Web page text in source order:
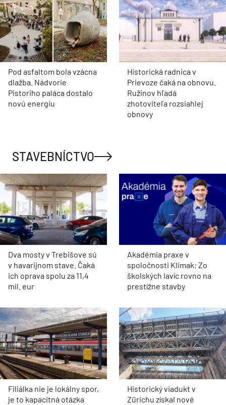
Pod asfaltom bola vzácna
dlažba. Nádvorie
Pistoriho paláca dostalo
novú energiu
Historická radnica v
Prievoze čaká na obnovu.
Ružinov hľadá
zhotoviteľa rozsiahlej
obnovy
STAVEBNÍCTVO
Dva mosty v Trebišove sú
v havarijnom stave. Čaká
ich oprava spolu za 11,4
mil. eur
Akadémia praxe v
spoločnosti Klimak: Zo
školských lavíc rovno na
prestížne stavby
Filiálka nie je lokálny spor,
je to kapacitná otázka
Historický viadukt v
Zürichu získal nové